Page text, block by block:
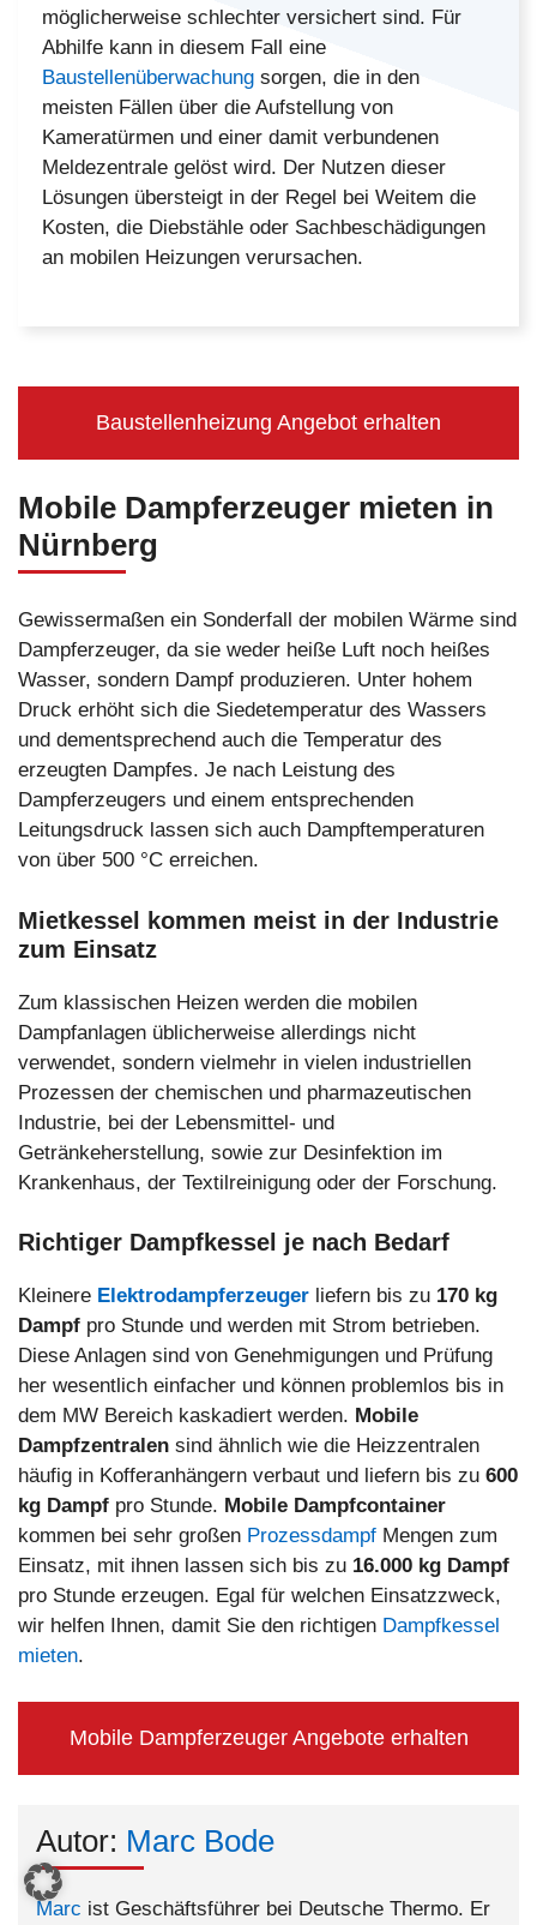
möglicherweise schlechter versichert sind. Für
Abhilfe kann in diesem Fall eine
Baustellenüberwachung sorgen, die in den
meisten Fällen über die Aufstellung von
Kameratürmen und einer damit verbundenen
Meldezentrale gelöst wird. Der Nutzen dieser
Lösungen übersteigt in der Regel bei Weitem die
Kosten, die Diebstähle oder Sachbeschädigungen
an mobilen Heizungen verursachen.
Baustellenheizung Angebot erhalten
Mobile Dampferzeuger mieten in
Nürnberg
Gewissermaßen ein Sonderfall der mobilen Wärme sind
Dampferzeuger, da sie weder heiße Luft noch heißes
Wasser, sondern Dampf produzieren. Unter hohem
Druck erhöht sich die Siedetemperatur des Wassers
und dementsprechend auch die Temperatur des
erzeugten Dampfes. Je nach Leistung des
Dampferzeugers und einem entsprechenden
Leitungsdruck lassen sich auch Dampftemperaturen
von über 500 °C erreichen.
Mietkessel kommen meist in der Industrie
zum Einsatz
Zum klassischen Heizen werden die mobilen
Dampfanlagen üblicherweise allerdings nicht
verwendet, sondern vielmehr in vielen industriellen
Prozessen der chemischen und pharmazeutischen
Industrie, bei der Lebensmittel- und
Getränkeherstellung, sowie zur Desinfektion im
Krankenhaus, der Textilreinigung oder der Forschung.
Richtiger Dampfkessel je nach Bedarf
Kleinere Elektrodampferzeuger liefern bis zu 170 kg
Dampf pro Stunde und werden mit Strom betrieben.
Diese Anlagen sind von Genehmigungen und Prüfung
her wesentlich einfacher und können problemlos bis in
dem MW Bereich kaskadiert werden. Mobile
Dampfzentralen sind ähnlich wie die Heizzentralen
häufig in Kofferanhängern verbaut und liefern bis zu 600
kg Dampf pro Stunde. Mobile Dampfcontainer
kommen bei sehr großen Prozessdampf Mengen zum
Einsatz, mit ihnen lassen sich bis zu 16.000 kg Dampf
pro Stunde erzeugen. Egal für welchen Einsatzzweck,
wir helfen Ihnen, damit Sie den richtigen Dampfkessel
mieten.
Mobile Dampferzeuger Angebote erhalten
Autor: Marc Bode
Marc ist Geschäftsführer bei Deutsche Thermo. Er